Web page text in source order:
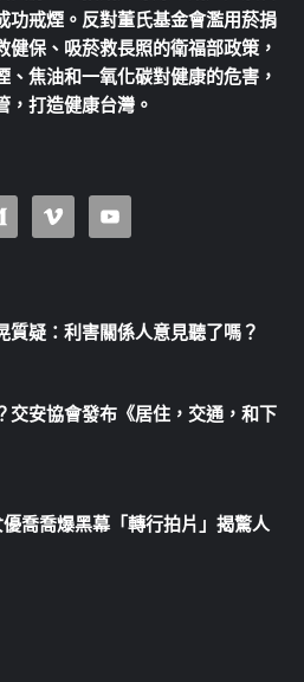
功戒煙。反對董氏基金會濫用菸捐
保、吸菸救長照的衛福部政策，
焦油和一氧化碳對健康的危害，
，打造健康台灣。
疑：利害關係人意見聽了嗎？
交安協會發布《居住，交通，和下
喬喬爆黑幕「轉行拍片」揭驚人